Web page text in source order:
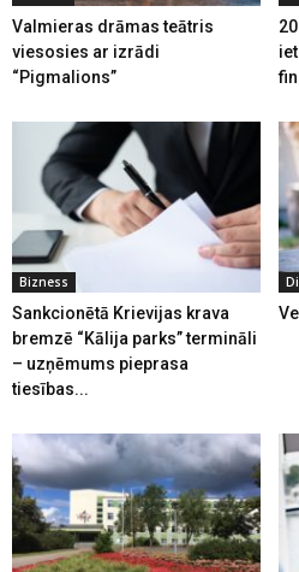
Valmieras drāmas teātris
viesosies ar izrādi
“Pigmalions”
Bizness
Sankcionētā Krievijas krava
bremzē “Kālija parks” termināli
– uzņēmums pieprasa
tiesības...